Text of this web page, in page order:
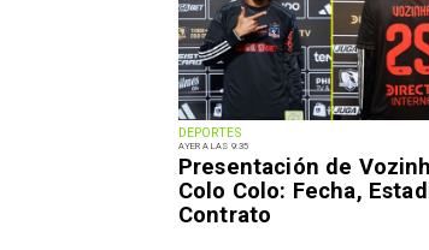
DEPORTES
AYER A LAS 9:35
Presentación de
Colo Colo: Fecha,
Contrato